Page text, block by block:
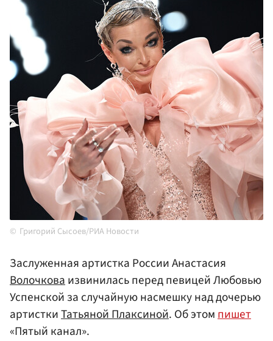
Григорий Сысоев/РИА Новости
Заслуженная артистка России Анастасия
Волочковаизвинилась перед певицей Любовью
Успенской за случайную насмешку над дочерью
артисткиТатьяной Плаксиной. Об этомпишет
«Пятый канал».